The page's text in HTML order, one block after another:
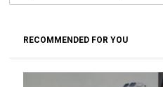
RECOMMENDED FOR YOU